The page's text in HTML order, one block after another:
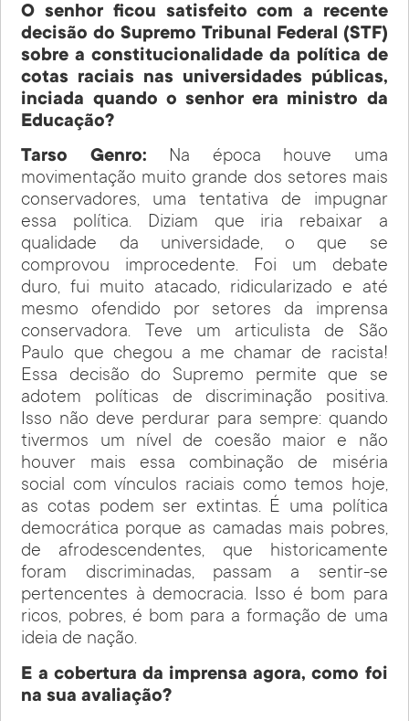
O senhor ficou satisfeito com a recente
decisão do Supremo Tribunal Federal (STF)
sobre a constitucionalidade da política de
cotas raciais nas universidades públicas,
inciada quando o senhor era ministro da
Educação?
Tarso Genro: Na época houve uma
movimentação muito grande dos setores mais
conservadores, uma tentativa de impugnar
essa política. Diziam que iria rebaixar a
qualidade da universidade, o que se
comprovou improcedente. Foi um debate
duro, fui muito atacado, ridicularizado e até
mesmo ofendido por setores da imprensa
conservadora. Teve um articulista de São
Paulo que chegou a me chamar de racista!
Essa decisão do Supremo permite que se
adotem políticas de discriminação positiva.
Isso não deve perdurar para sempre: quando
tivermos um nível de coesão maior e não
houver mais essa combinação de miséria
social com vínculos raciais como temos hoje,
as cotas podem ser extintas. É uma política
democrática porque as camadas mais pobres,
de afrodescendentes, que historicamente
foram discriminadas, passam a sentir-se
pertencentes à democracia. Isso é bom para
ricos, pobres, é bom para a formação de uma
ideia de nação.
E a cobertura da imprensa agora, como foi
na sua avaliação?